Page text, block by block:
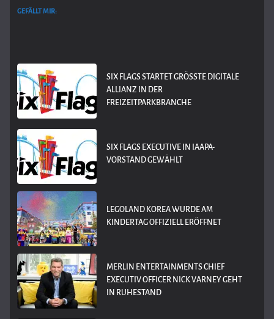
GEFÄLLT MIR:
SIX FLAGS STARTET GRÖSSTE DIGITALE A
LLIANZ IN DER F
REIZEITPARKBRANCHE
SIX FLAGS EXECUTIVE IN IAAPA-
VORSTAND GEWÄHLT
LEGOLAND KOREA WURDE AM
KINDERTAG OFFIZIELL ERÖFFNET
MERLIN ENTERTAINMENTS CHIEF
EXECUTIV OFFICER NICK VARNEY GEHT
IN RUHESTAND